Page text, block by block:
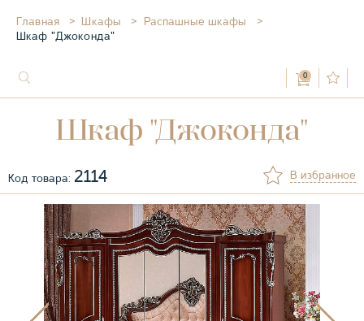
Главная Шкафы
Распашные шкафы
Шкаф "Джоконда"
0
Шкаф "Джоконда"
Код товара: 2114 В избранное